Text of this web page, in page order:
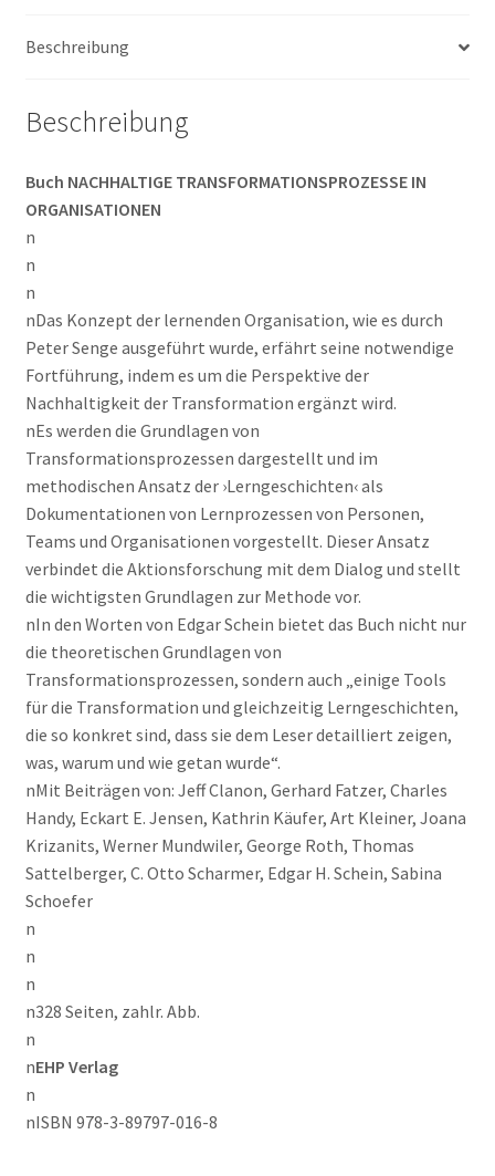
Beschreibung
Beschreibung
Buch NACHHALTIGE TRANSFORMATIONSPROZESSE IN
ORGANISATIONEN
n
n
n
nDas Konzept der lernenden Organisation, wie es durch
Peter Senge ausgeführt wurde, erfährt seine notwendige
Fortführung, indem es um die Perspektive der
Nachhaltigkeit der Transformation ergänzt wird.
nEs werden die Grundlagen von
Transformationsprozessen dargestellt und im
methodischen Ansatz der ›Lerngeschichten‹ als
Dokumentationen von Lernprozessen von Personen,
Teams und Organisationen vorgestellt. Dieser Ansatz
verbindet die Aktionsforschung mit dem Dialog und stellt
die wichtigsten Grundlagen zur Methode vor.
nIn den Worten von Edgar Schein bietet das Buch nicht nur
die theoretischen Grundlagen von
Transformationsprozessen, sondern auch „einige Tools
für die Transformation und gleichzeitig Lerngeschichten,
die so konkret sind, dass sie dem Leser detailliert zeigen,
was, warum und wie getan wurde“.
nMit Beiträgen von: Jeff Clanon, Gerhard Fatzer, Charles
Handy, Eckart E. Jensen, Kathrin Käufer, Art Kleiner, Joana
Krizanits, Werner Mundwiler, George Roth, Thomas
Sattelberger, C. Otto Scharmer, Edgar H. Schein, Sabina
Schoefer
n
n
n
n328 Seiten, zahlr. Abb.
n
nEHP Verlag
n
nISBN 978-3-89797-016-8